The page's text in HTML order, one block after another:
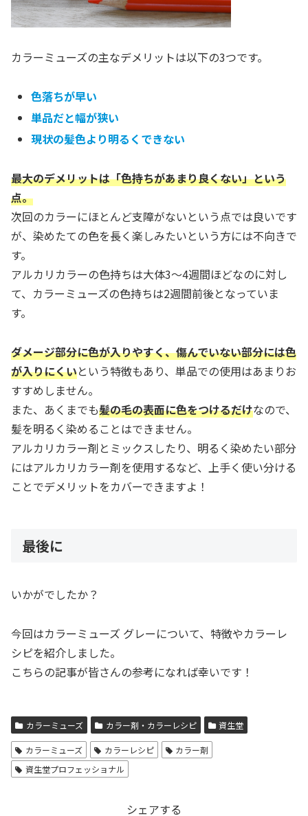
カラーミューズの主なデメリットは以下の3つです。
色落ちが早い
単品だと幅が狭い
現状の髪色より明るくできない
最大のデメリットは「色持ちがあまり良くない」という
点。
次回のカラーにほとんど支障がないという点では良いです
が、染めたての色を長く楽しみたいという方には不向きで
す。
アルカリカラーの色持ちは大体3～4週間ほどなのに対し
て、カラーミューズの色持ちは2週間前後となっていま
す。
ダメージ部分に色が入りやすく、傷んでいない部分には色
が入りにくいという特徴もあり、単品での使用はあまりお
すすめしません。
また、あくまでも髪の毛の表面に色をつけるだけなので、
髪を明るく染めることはできません。
アルカリカラー剤とミックスしたり、明るく染めたい部分
にはアルカリカラー剤を使用するなど、上手く使い分ける
ことでデメリットをカバーできますよ！
最後に
いかがでしたか？
今回はカラーミューズ グレーについて、特徴やカラーレ
シピを紹介しました。
こちらの記事が皆さんの参考になれば幸いです！
カラーミューズ カラー剤・カラーレシピ 資生堂
カラーミューズ カラーレシピ
カラー剤
資生堂プロフェッショナル
シェアする